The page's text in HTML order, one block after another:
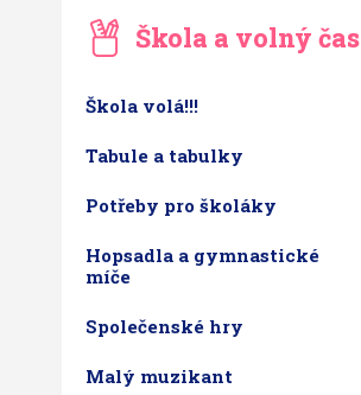
Škola a volný čas
Škola volá!!!
Tabule a tabulky
Potřeby pro školáky
Hopsadla a gymnastické
míče
Společenské hry
Malý muzikant